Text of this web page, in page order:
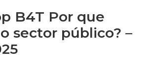
B4T Por que
sector público? –